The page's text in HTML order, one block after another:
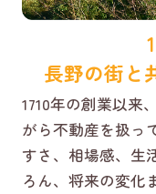
長野の街と
1710年の創業以来
がら不動産を扱っ
すさ、相場感、生
ろん、将来の変化